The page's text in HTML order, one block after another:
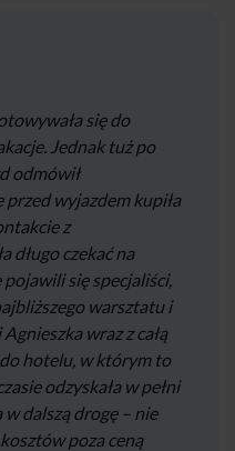
się do
Jednak tuż po
odmówił
przed wyjazdem kupiła
z
długo czekać na
się specjaliści,
warsztatu i
wraz z całą
hotelu, w którym to
odzyskała w pełni
dalszą drogę – nie
poza ceną